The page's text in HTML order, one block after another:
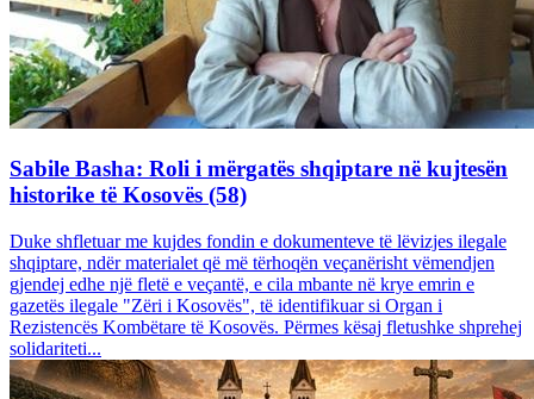
Sabile Basha: Roli i mërgatës shqiptare në kujtesën
historike të Kosovës (58)
Duke shfletuar me kujdes fondin e dokumenteve të lëvizjes ilegale
shqiptare, ndër materialet që më tërhoqën veçanërisht vëmendjen
gjendej edhe një fletë e veçantë, e cila mbante në krye emrin e
gazetës ilegale "Zëri i Kosovës", të identifikuar si Organ i
Rezistencës Kombëtare të Kosovës. Përmes kësaj fletushke shprehej
solidariteti...